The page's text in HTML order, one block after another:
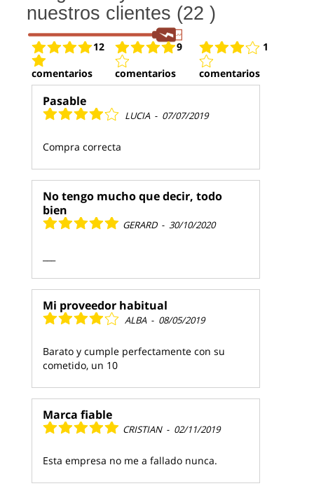
nuestros clientes (22 )
12
comentarios
9
comentarios
1
comentarios
Pasable
LUCIA - 07/07/2019
Compra correcta
No tengo mucho que decir, todo
bien
GERARD - 30/10/2020
Mi proveedor habitual
ALBA - 08/05/2019
Barato y cumple perfectamente con su
cometido, un 10
Marca fiable
CRISTIAN - 02/11/2019
Esta empresa no me a fallado nunca.